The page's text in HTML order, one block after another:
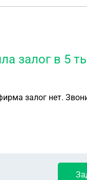
залог в 5